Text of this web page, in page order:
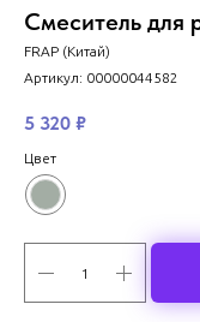
Смеситель для
FRAP (Китай)
Артикул: 00000044582
5 320 ₽
Цвет